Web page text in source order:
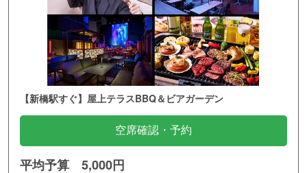
【新橋駅すぐ】屋上テラスBBQ＆ビアガーデン
空席確認・予約
平均予算 5,000円